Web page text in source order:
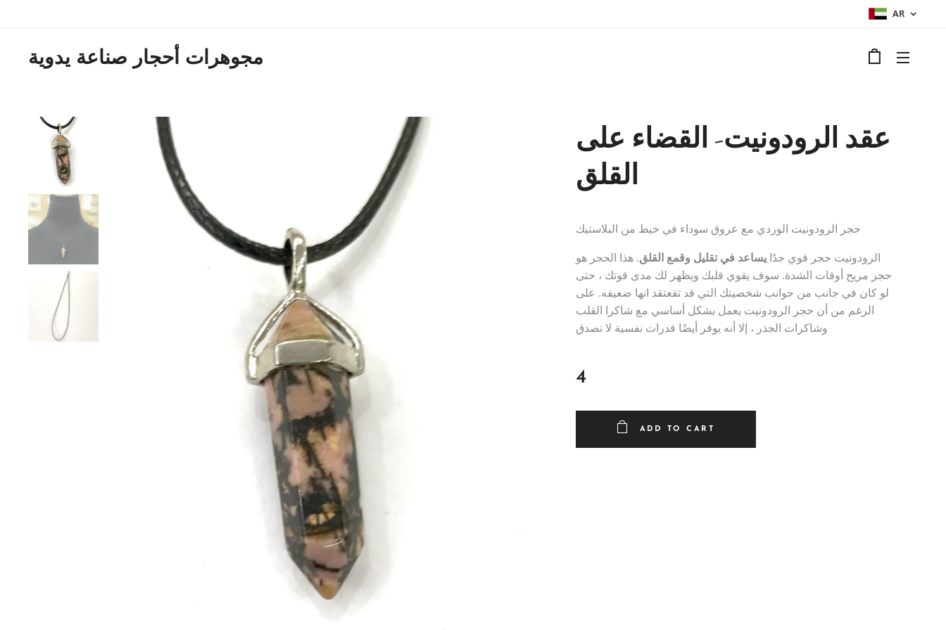
AR
مجوهرات أحجار صناعة يدوية
عقد الرودونيت- القضاء على
القلق
حجر الرودونيت الوردي مع عروق سوداء في خيط من البلاستيك
الرودونيت حجر قوي جدًا يساعد في تقليل وقمع القلق. هذا الحجر هو
حجر مريح أوقات الشدة. سوف يقوي قلبك ويظهر لك مدى قوتك ، حتى
لو كان في جانب من جوانب شخصيتك التي قد تقعتقد انها ضعيفه. على
الرغم من أن حجر الرودونيت يعمل بشكل أساسي مع شاكرا القلب
وشاكرات الجذر ، إلا أنه يوفر أيضًا قدرات نفسية لا تصدق
4
ADD TO CART